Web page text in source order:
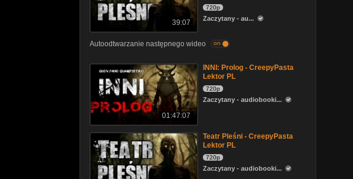
39:07
720p
Zaczytany - au...
Autoodtwarzanie następnego wideo on
01:47:07
INNI: Prolog - CreepyPasta
Lektor PL
720p
Zaczytany - audiobooki...
Teatr Pleśni - CreepyPasta
Lektor PL
720p
Zaczytany - audiobooki...